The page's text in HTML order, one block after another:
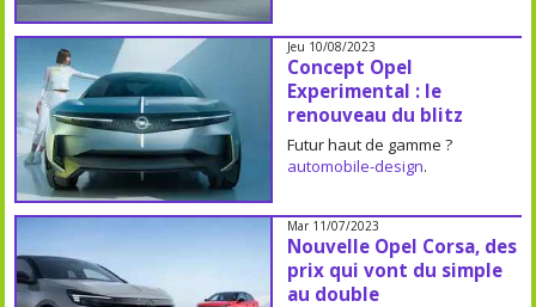
Jeu 10/08/2023
Concept Opel
Experimental : le
renouveau du blitz
Futur haut de gamme ?
automobile-design.
Mar 11/07/2023
Nouvelle Opel Corsa, des
prix qui vont du simple
au double